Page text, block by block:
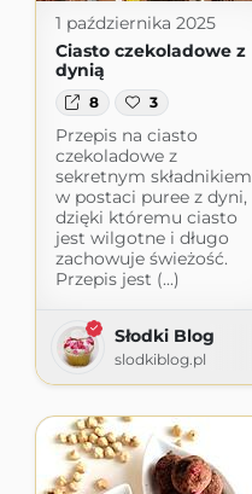
1 października 2025
Ciasto czekoladowe z
dynią
8 3
Przepis na ciasto
czekoladowe z
sekretnym składnikiem
w postaci puree z dyni,
dzięki któremu ciasto
jest wilgotne i długo
zachowuje świeżość.
Przepis jest (...)
Słodki Blog
slodkiblog.pl